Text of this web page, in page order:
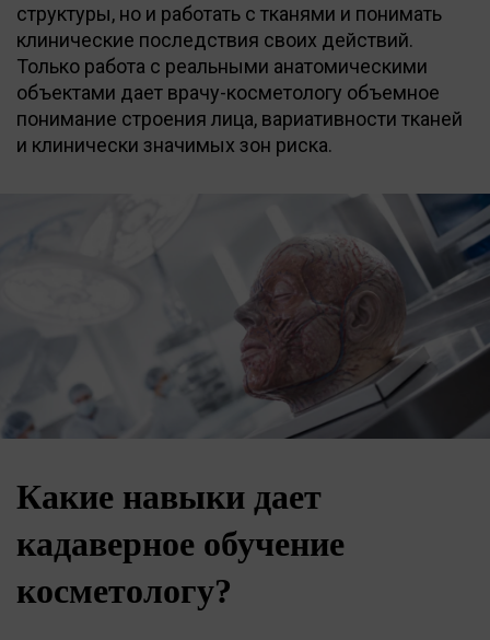
структуры, но и работать с тканями и понимать
клинические последствия своих действий.
Только работа с реальными анатомическими
объектами дает врачу-косметологу объемное
понимание строения лица, вариативности тканей
и клинически значимых зон риска.
Какие навыки дает
кадаверное обучение
косметологу?